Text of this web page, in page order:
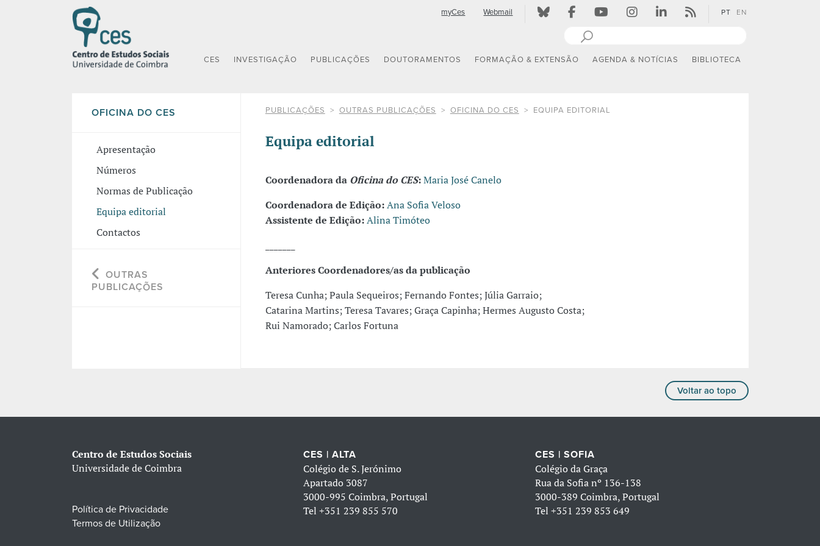
myCes Webmail PT EN
CES INVESTIGAÇÃO PUBLICAÇÕES DOUTORAMENTOS FORMAÇÃO & EXTENSÃO AGENDA & NOTÍCIAS BIBLIOTECA
OFICINA DO CES
Apresentação
Números
Normas de Publicação
Equipa editorial
Contactos
OUTRAS
PUBLICAÇÕES
PUBLICAÇÕES OUTRAS PUBLICAÇÕES OFICINA DO CES EQUIPA EDITORIAL
Equipa editorial
Coordenadora da Oficina do CES:Maria José Canelo
Coordenadora de Edição:Ana Sofia Veloso
Assistente de Edição:Alina Timóteo
Anteriores Coordenadores/as da publicação
Teresa Cunha; Paula Sequeiros; Fernando Fontes; Júlia Garraio;
Catarina Martins; Teresa Tavares; Graça Capinha; Hermes Augusto Costa;
Rui Namorado; Carlos Fortuna
Voltar ao topo
Centro de Estudos Sociais
Universidade de Coimbra
Política de Privacidade
Termos de Utilização
CES | ALTA
Colégio de S. Jerónimo
Apartado 3087
3000-995 Coimbra, Portugal
Tel+351 239 855 570
CES | SOFIA
Colégio da Graça
Rua da Sofia nº 136-138
3000-389 Coimbra, Portugal
Tel +351 239 853 649